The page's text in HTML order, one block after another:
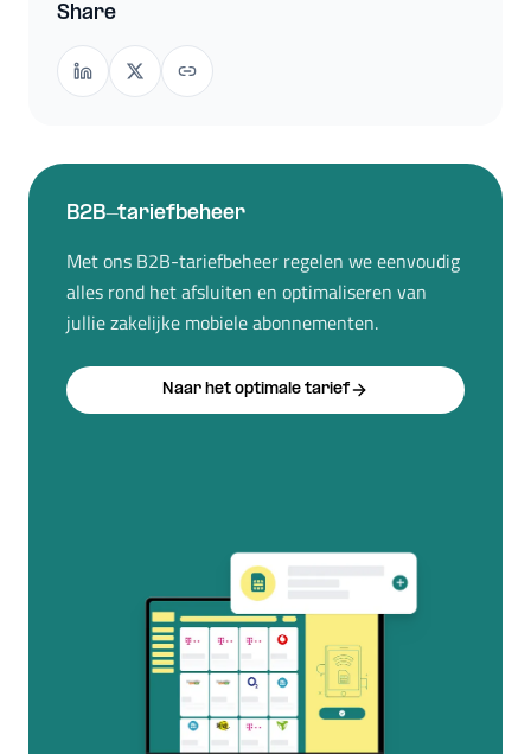
Share
B2B-tariefbeheer
Met ons B2B-tariefbeheer regelen we eenvoudig
alles rond het afsluiten en optimaliseren van
jullie zakelijke mobiele abonnementen.
Naar het optimale tarief